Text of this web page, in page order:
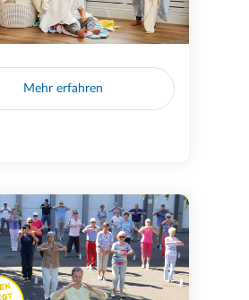
Mehr erfahren